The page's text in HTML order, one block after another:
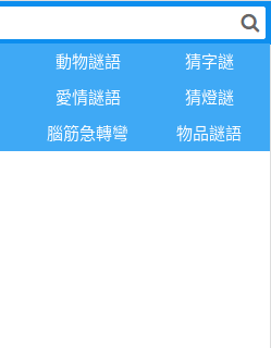
動物謎語
猜字謎
愛情謎語
猜燈謎
腦筋急轉彎 物品謎語